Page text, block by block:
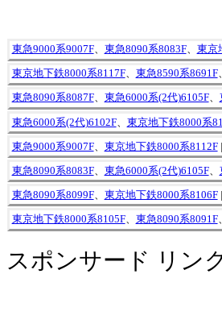
東急9000系9007F、 東急8090系8083F、 東京
東京地下鉄8000系8117F、 東急8590系8691F、
東急8090系8087F、 東急6000系(2代)6105F、
東急6000系(2代)6102F、 東京地下鉄8000系
東急9000系9007F、 東京地下鉄8000系8112F|
東急8090系8083F、 東急6000系(2代)6105F、
東急8090系8099F、 東京地下鉄8000系8106F|
東京地下鉄8000系8105F、 東急8090系8091F、
スポンサード リン